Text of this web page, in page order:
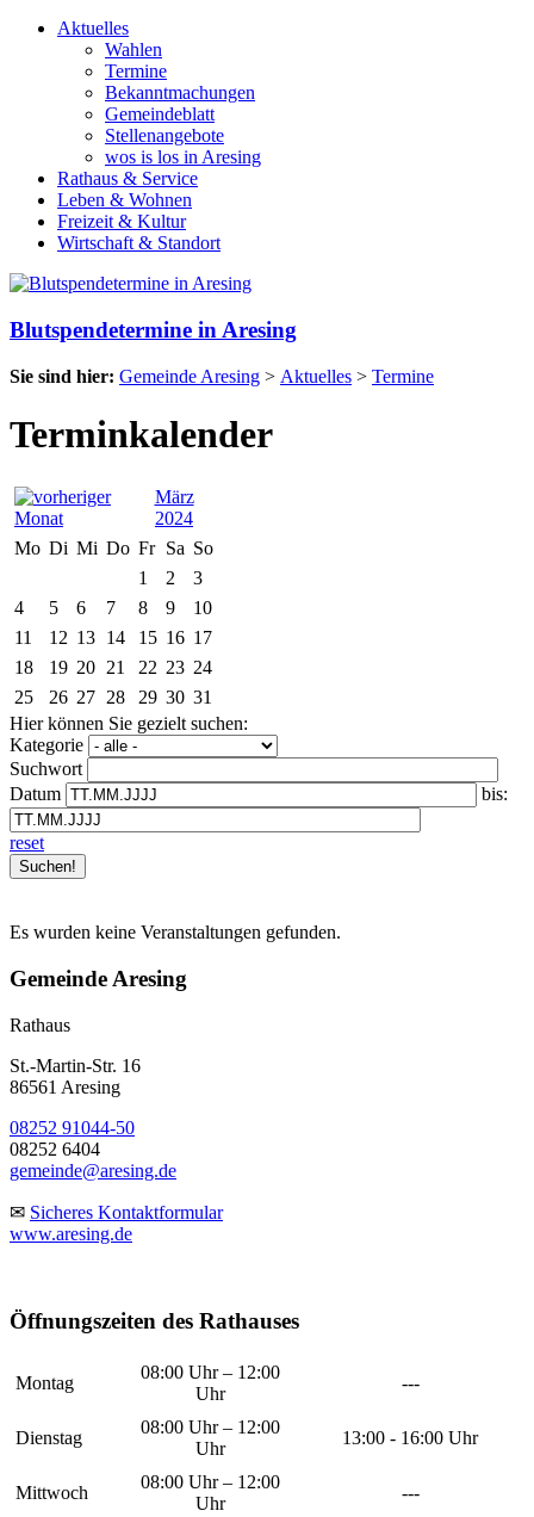
Aktuelles
Wahlen
Termine
Bekanntmachungen
Gemeindeblatt
Stellenangebote
wos is los in Aresing
Rathaus & Service
Leben & Wohnen
Freizeit & Kultur
Wirtschaft & Standort
Blutspendetermine in Aresing
Sie sind hier: Gemeinde Aresing > Aktuelles > Termine
Terminkalender
März
2024
Mo Di Mi Do Fr Sa So
1
2
3
4
5 6 7 8 9
10
11
12 13 14 15 16 17
18
19 20 21 22 23 24
25
26 27 28 29 30 31
Hier können Sie gezielt suchen:
Kategorie
Suchwort
Datum
bis:
reset
Es wurden keine Veranstaltungen gefunden.
Gemeinde Aresing
Rathaus
St.-Martin-Str. 16
86561 Aresing
08252 91044-50
08252 6404
gemeinde@aresing.de
✉ Sicheres Kontaktformular
www.aresing.de
Öffnungszeiten des Rathauses
Montag
08:00 Uhr – 12:00
Uhr
---
Dienstag
08:00 Uhr – 12:00
Uhr
13:00 - 16:00 Uhr
Mittwoch
08:00 Uhr – 12:00
Uhr
---